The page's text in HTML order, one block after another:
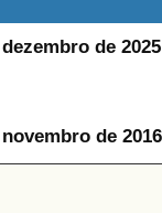
de
de